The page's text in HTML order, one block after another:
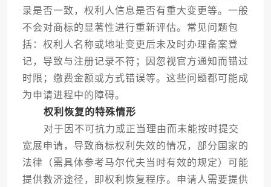
录是否一致，权利人信息是否有重大变更等。一般
不会对商标的显著性进行重新评估。常见问题包
括：权利人名称或地址变更后未及时办理备案登
记，导致与注册记录不符；因忽视官方通知而错过
时限；缴费金额或方式错误等。这些问题都可能成
为申请进程中的障碍。
权利恢复的特殊情形
对于因不可抗力或正当理由而未能按时提交
宽展申请，导致商标权利失效的情况，部分国家的
法律（需具体参考马尔代夫当时有效的规定）可能
提供救济途径，即权利恢复程序。申请人需要提供